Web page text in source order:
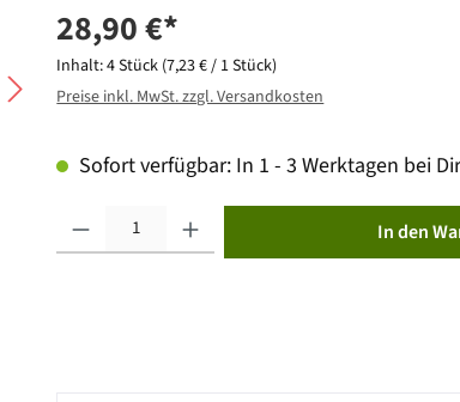
28,90 €*
Inhalt:4 Stück (7,23 € / 1 Stück)
Preise inkl. MwSt. zzgl. Versandkosten
Sofort verfügbar: In 1 - 3 Werktagen bei
In den